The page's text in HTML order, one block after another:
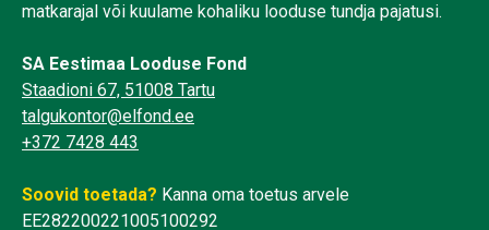
matkarajal või kuulame kohaliku looduse tundja pajatusi.
SA Eestimaa Looduse Fond
Staadioni 67, 51008 Tartu
talgukontor@elfond.ee
+372 7428 443
Soovid toetada? Kanna oma toetus arvele
EE282200221005100292